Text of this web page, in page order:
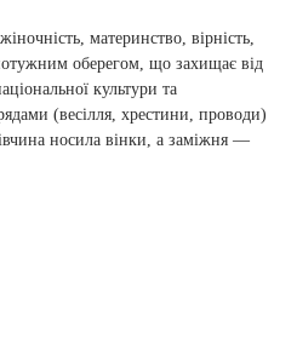
материнство, вірність,
оберегом, що захищає від
культури та
(весілля, хрестини, проводи)
носила вінки, а заміжня —